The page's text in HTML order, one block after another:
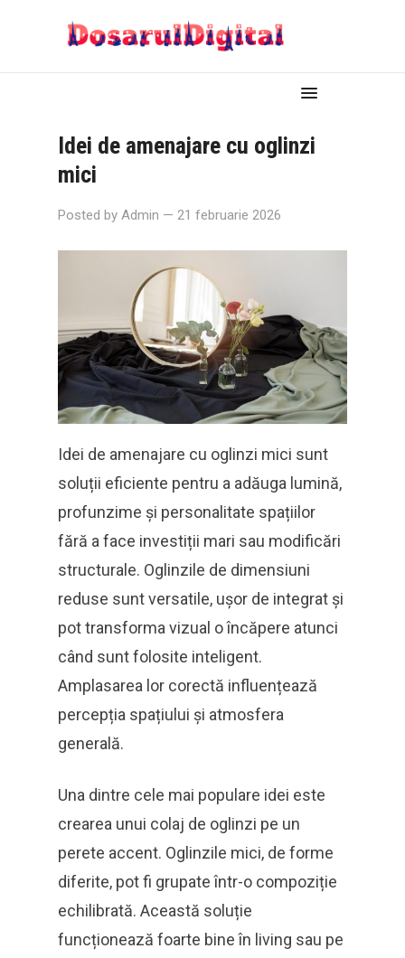
Idei de amenajare cu oglinzi
mici
Posted by Admin — 21 februarie 2026
Idei de amenajare cu oglinzi mici sunt
soluții eficiente pentru a adăuga lumină,
profunzime și personalitate spațiilor
fără a face investiții mari sau modificări
structurale. Oglinzile de dimensiuni
reduse sunt versatile, ușor de integrat și
pot transforma vizual o încăpere atunci
când sunt folosite inteligent.
Amplasarea lor corectă influențează
percepția spațiului și atmosfera
generală.
Una dintre cele mai populare idei este
crearea unui colaj de oglinzi pe un
perete accent. Oglinzile mici, de forme
diferite, pot fi grupate într-o compoziție
echilibrată. Această soluție
funcționează foarte bine în living sau pe